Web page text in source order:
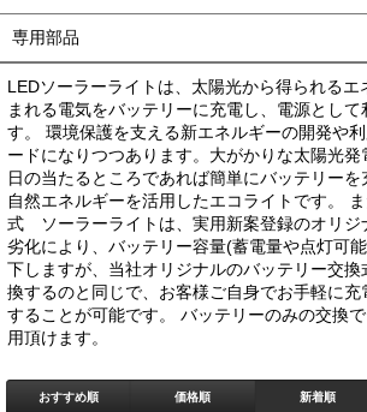
専用部品
LEDソーラーライトは、太陽光から得られるエ
まれる電気をバッテリーに充電し、電源とし
す。 環境保護を支える新エネルギーの開発や
ードになりつつあります。大がかりな太陽光発
日の当たるところであれば簡単にバッテリー
自然エネルギーを活用したエコライトです。
式 ソーラーライトは、実用新案登録のオリジ
劣化により、バッテリー容量(蓄電量や点灯可
下しますが、当社オリジナルのバッテリー交
換するのと同じで、お客様ご自身でお手軽に
することが可能です。 バッテリーのみの交換
用頂けます。
おすすめ順 価格順 新着順